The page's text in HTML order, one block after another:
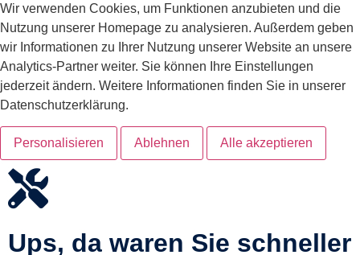
Wir verwenden Cookies, um Funktionen anzubieten und die
Nutzung unserer Homepage zu analysieren. Außerdem geben
wir Informationen zu Ihrer Nutzung unserer Website an unsere
Analytics-Partner weiter. Sie können Ihre Einstellungen
jederzeit ändern. Weitere Informationen finden Sie in unserer
Datenschutzerklärung.
Personalisieren Ablehnen Alle akzeptieren
Ups, da waren Sie schneller